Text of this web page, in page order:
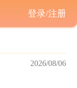
2026/08/06
登录/注册